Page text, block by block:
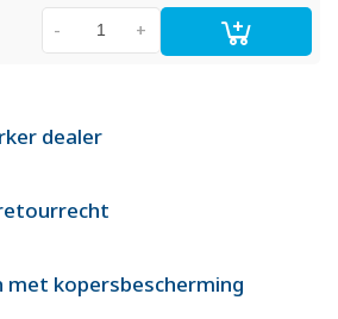
+
-
dealer
met kopersbescherming